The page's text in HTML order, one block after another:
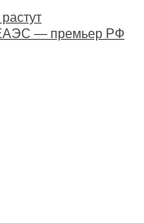
ЕАЭС — премьер РФ